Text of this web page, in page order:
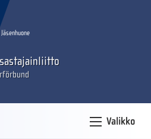
Jäsenhuone
Valikko